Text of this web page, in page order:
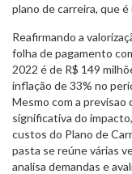
plano de carreira, que
Reafirmando a
folha de pagamento
2022 é de R$ 149
inflação de 33% no
Mesmo com a
significativa do
custos do Plano de
pasta se reúne várias
analisa demandas e